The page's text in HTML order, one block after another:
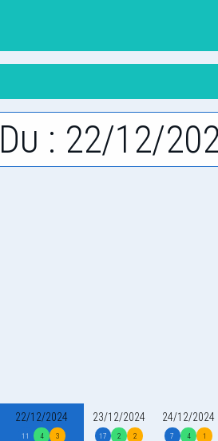
: 22/12/
22/12/2024
11 4 3
23/12/2024
17 2 2
24/12/2024
7 4 1